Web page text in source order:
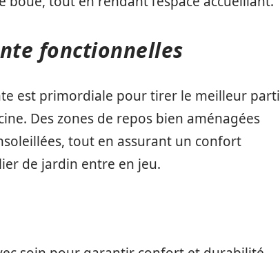
fonctionnelles
est primordiale pour tirer le meilleur parti
Des zones de repos bien aménagées
tout en assurant un confort
de jardin entre en jeu.